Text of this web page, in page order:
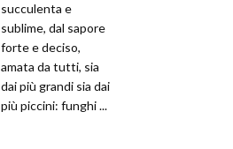
succulenta e
sublime, dal sapore
forte e deciso,
amata da tutti, sia
dai più grandi sia dai
più piccini: funghi ...